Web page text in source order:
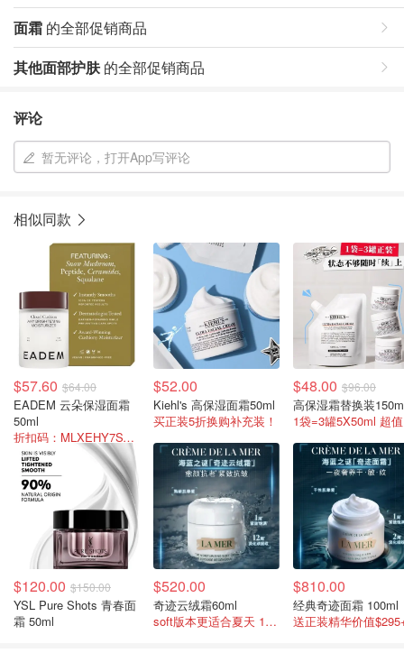
面霜 的全部促销商品
其他面部护肤的全部促销商品
评论
暂无评论，打开App写评论
相似同款
$57.60 $64.00
EADEM 云朵保湿面霜
50ml
折扣码：MLXEHY7SVFBW
$52.00
Kiehl's 高保湿面霜50ml
买正装5折换购补充装！
$48.00 $96.00
高保湿霜替换装
$120.00 $150.00
YSL Pure Shots 青春面
霜 50ml
$520.00
奇迹云绒霜60ml
soft版本更适合夏天 1件享送礼！
$810.00
经典奇迹面霜 100ml